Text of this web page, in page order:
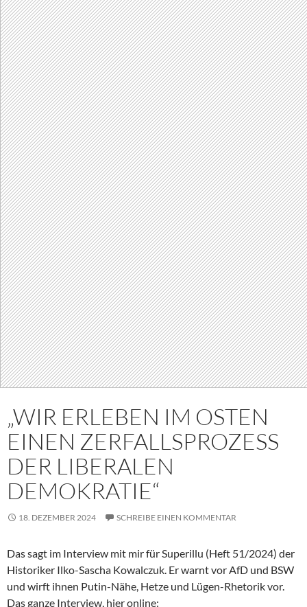
„WIR ERLEBEN IM OSTEN
EINEN ZERFALLSPROZESS
DER LIBERALEN
DEMOKRATIE“
18. DEZEMBER 2024 SCHREIBE EINEN KOMMENTAR
Das sagt im Interview mit mir für Superillu (Heft 51/2024) der
Historiker Ilko-Sascha Kowalczuk. Er warnt vor AfD und BSW
und wirft ihnen Putin-Nähe, Hetze und Lügen-Rhetorik vor.
Das ganze Interview, hier online: